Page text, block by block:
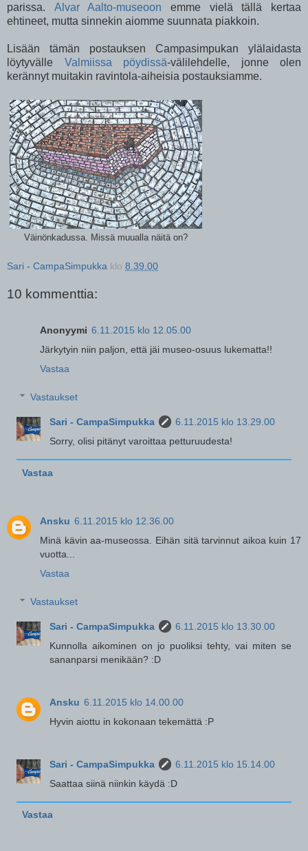
parissa. Alvar Aalto-museoon emme vielä tällä kertaa
ehtineet, mutta sinnekin aiomme suunnata piakkoin.
Lisään tämän postauksen Campasimpukan ylälaidasta
löytyvälle Valmiissa pöydissä-välilehdelle, jonne olen
kerännyt muitakin ravintola-aiheisia postauksiamme.
Väinönkadussa. Missä muualla näitä on?
Sari - CampaSimpukka klo 8.39.00
10 kommenttia:
Anonyymi 6.11.2015 klo 12.05.00
Järkytyin niin paljon, että jäi museo-osuus lukematta!!
Vastaa
Vastaukset
Sari - CampaSimpukka
6.11.2015 klo 13.29.00
Sorry, olisi pitänyt varoittaa petturuudesta!
Vastaa
Ansku 6.11.2015 klo 12.36.00
Minä kävin aa-museossa. Eihän sitä tarvinnut aikoa kuin 17
vuotta...
Vastaa
Vastaukset
Sari - CampaSimpukka
6.11.2015 klo 13.30.00
Kunnolla aikominen on jo puoliksi tehty, vai miten se
sananparsi menikään? :D
Ansku 6.11.2015 klo 14.00.00
Hyvin aiottu in kokonaan tekemättä :P
Sari - CampaSimpukka
6.11.2015 klo 15.14.00
Saattaa siinä niinkin käydä :D
Vastaa